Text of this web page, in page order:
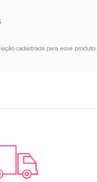
cadastrada para esse produto.